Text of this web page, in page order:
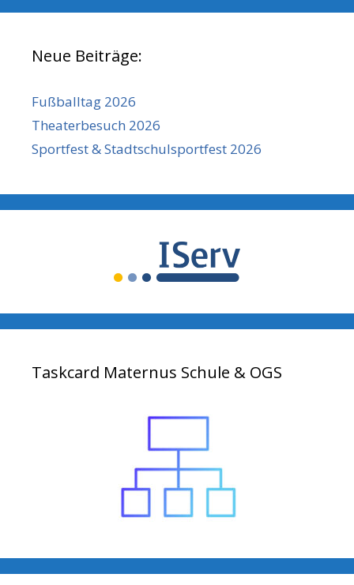
Neue Beiträge:
Fußballtag 2026
Theaterbesuch 2026
Sportfest & Stadtschulsportfest 2026
Taskcard Maternus Schule & OGS